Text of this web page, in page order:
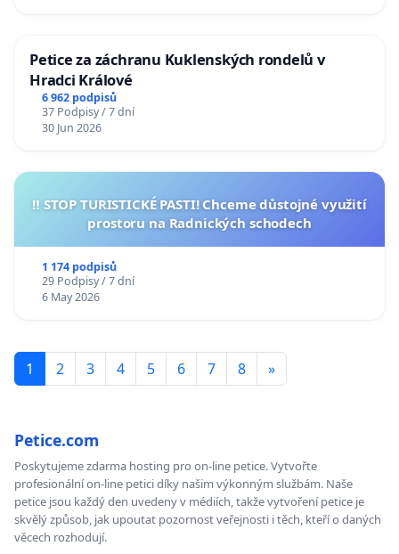
Petice za záchranu Kuklenských rondelů v
Hradci Králové
6 962 podpisů
37 Podpisy / 7 dní
30 Jun 2026
‼️ STOP TURISTICKÉ PASTI! Chceme důstojné využití
prostoru na Radnických schodech
1 174 podpisů
29 Podpisy / 7 dní
6 May 2026
1 2 3 4 5 6 7 8 »
Petice.com
Poskytujeme zdarma hosting pro on-line petice. Vytvořte
profesionální on-line petici díky našim výkonným službám. Naše
petice jsou každý den uvedeny v médiích, takže vytvoření petice je
skvělý způsob, jak upoutat pozornost veřejnosti i těch, kteří o daných
věcech rozhodují.